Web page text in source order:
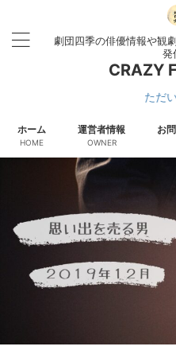
劇団四季の俳優情報や観
発
CRAZY
ただい
ホーム
HOME
運営者情報
OWNER
お